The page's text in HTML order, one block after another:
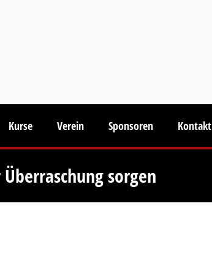
Kurse Verein Sponsoren Kontakt
sorgen